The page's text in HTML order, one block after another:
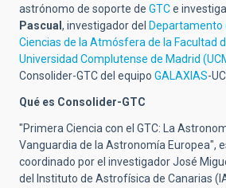
astrónomo de soporte de GTCe
Pascual , investigador del
Ciencias de la Atmósfera de la Facultad
Universidad Complutense de Madrid
Consolider-GTC del equipo GALAXIAS-
Qué es Consolider-GTC
"Primera Ciencia con el GTC: La
Vanguardia de la Astronomía Europea",
coordinado por el investigador José
del Instituto de Astrofísica de Canarias